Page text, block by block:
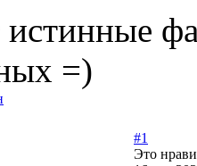
истинные
=)
#1
Это